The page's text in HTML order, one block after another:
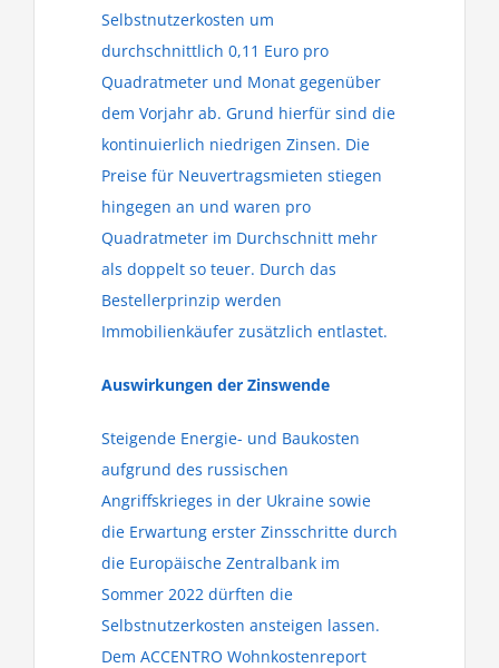
Selbstnutzerkosten um
durchschnittlich 0,11 Euro pro
Quadratmeter und Monat gegenüber
dem Vorjahr ab. Grund hierfür sind die
kontinuierlich niedrigen Zinsen. Die
Preise für Neuvertragsmieten stiegen
hingegen an und waren pro
Quadratmeter im Durchschnitt mehr
als doppelt so teuer. Durch das
Bestellerprinzip werden
Immobilienkäufer zusätzlich entlastet.
Auswirkungen der Zinswende
Steigende Energie- und Baukosten
aufgrund des russischen
Angriffskrieges in der Ukraine sowie
die Erwartung erster Zinsschritte durch
die Europäische Zentralbank im
Sommer 2022 dürften die
Selbstnutzerkosten ansteigen lassen.
Dem ACCENTRO Wohnkostenreport